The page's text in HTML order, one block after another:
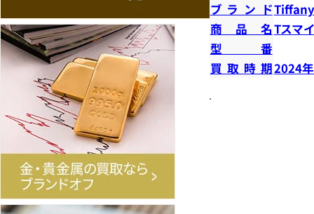
ブランド
商品名Tスマ
型番
買取時期2024